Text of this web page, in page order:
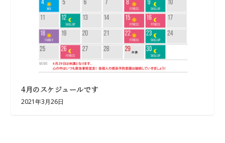
4月のスケジュールです
2021年3月26日